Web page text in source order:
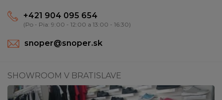
+421 904 095 654
(Po - Pia: 9:00 - 12:00 a 13:00 - 16:30)
snoper@snoper.sk
SHOWROOM V BRATISLAVE